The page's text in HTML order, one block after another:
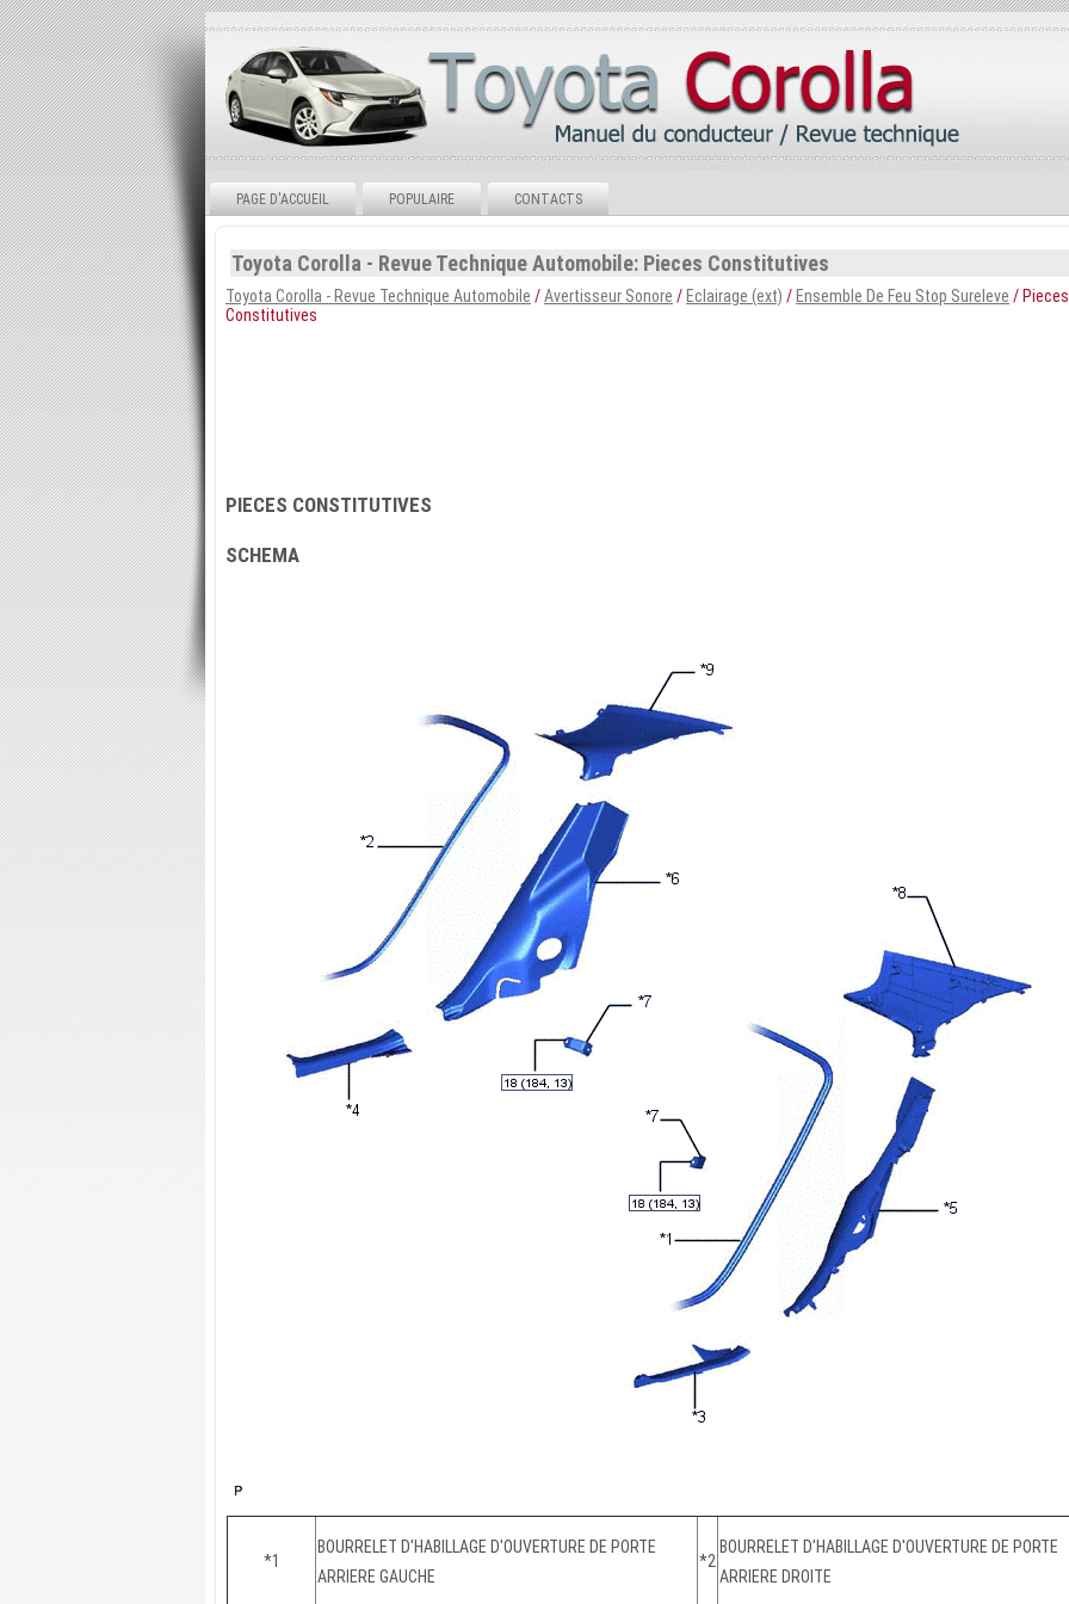
PAGE D'ACCUEIL POPULAIRE CONTACTS
Toyota Corolla - Revue Technique Automobile: Pieces Constitutives
Toyota Corolla - Revue Technique Automobile /Avertisseur Sonore / Eclairage (ext) / Ensemble De Feu Stop Sureleve / Pieces
Constitutives
PIECES CONSTITUTIVES
SCHEMA
*1
BOURRELET D'HABILLAGE D'OUVERTURE DE PORTE
ARRIERE GAUCHE
*2
BOURRELET D'HABILLAGE D'OUVERTURE DE PORTE
ARRIERE DROITE